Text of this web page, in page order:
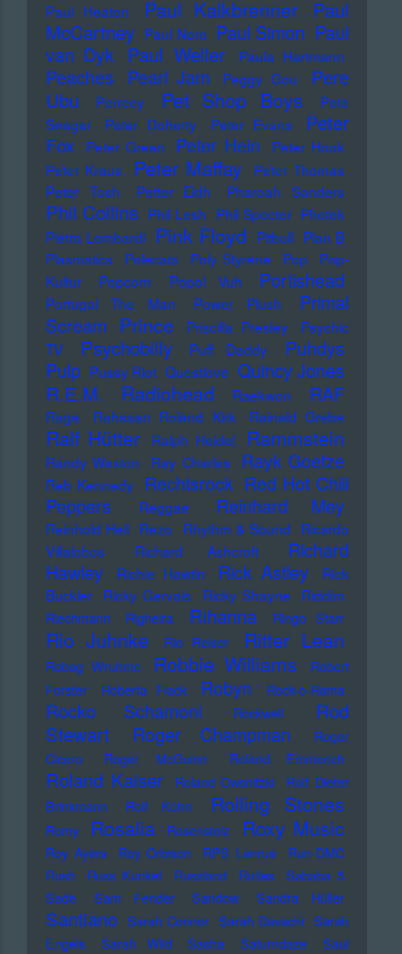
Paul Heaton Paul Kalkbrenner
Paul
McCartney Paul Nero Paul Simon Paul
van Dyk Paul Weller Paula Hartmann
Peaches Pearl Jam Peggy Gou
Pere
Ubu
Perrecy Pet Shop Boys
Pete
Seeger
Peter Doherty Peter Evans
Peter
Fox
Peter Green Peter Hein
Peter Hook
Peter Kraus
Peter Maffay
Peter Thomas
Peter Tosh
Petter Eldh Pharoah Sanders
Phil Collins Phil Lesh Phil Spector Photek
Pietro Lombardi
Pink Floyd Pitbull Plan B
Plasmatics
Polecats Poly Styrene Pop
Pop-
Kultur
Popcorn Popol Vuh Portishead
Portugal The Man Power Plush
Primal
Scream
Prince Priscilla Presley
Psychic
TV
Psychobilly Puff Daddy
Puhdys
Pulp Pussy Riot Questlove Quincy Jones
R.E.M. Radiohead Raekwon RAF
Rage Rahsaan Roland Kirk Rainald Grebe
Ralf Hütter Ralph Heidel Rammstein
Randy Weston Ray Charles Rayk Goetze
Reb Kennedy Rechtsrock Red Hot Chili
Peppers
Reggae Reinhard Mey
Reinhold Heil Rezo Rhythm & Sound Ricardo
Villalobos
Richard Ashcroft
Richard
Hawley
Richie Hawtin Rick Astley
Rick
Buckler
Ricky Gervais Ricky Shayne Riddim
Riechmann Righeira Rihanna Ringo Starr
Rio Juhnke Rio Reiser Ritter Lean
Robag Wruhme Robbie Williams
Robert
Forster
Roberta Flack Robyn Rock-o-Rama
Rocko Schamoni Rockwell
Rod
Stewart
Roger Champman
Roger
Cicero
Roger McGuinn Roland Emmerich
Roland Kaiser Roland Owsnitzki
Rolf Dieter
Brinkmann
Rolf Kühn Rolling Stones
Romy Rosalia Rosenstolz Roxy Music
Roy Ayers Roy Orbison RPS Lanrue
Run-DMC
Rush
Russ Kunkel Russland Rutles
Sababa 5
Sade
Sam Fender Sandow Sandra Hüller
Santiano Sarah Connor Sarah Davachi Sarah
Engels
Sarah Wild Sasha Saturndaze
Saul